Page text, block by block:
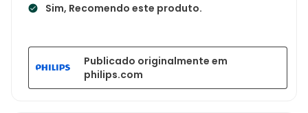
Sim, Recomendo este produto.
Publicado originalmente em
philips.com